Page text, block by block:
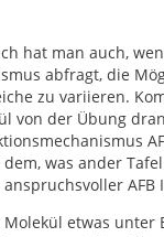
hat man auch,
abfragt, die
zu variieren.
von der Übung
was ander
AFB
Molekül etwas unter